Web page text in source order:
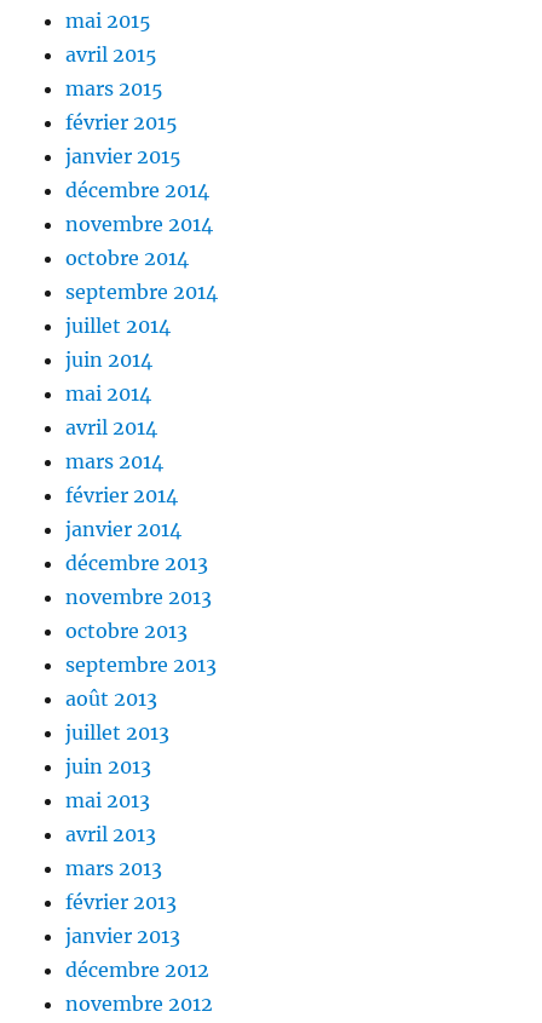
mai 2015
avril 2015
mars 2015
février 2015
janvier 2015
décembre 2014
novembre 2014
octobre 2014
septembre 2014
juillet 2014
juin 2014
mai 2014
avril 2014
mars 2014
février 2014
janvier 2014
décembre 2013
novembre 2013
octobre 2013
septembre 2013
août 2013
juillet 2013
juin 2013
mai 2013
avril 2013
mars 2013
février 2013
janvier 2013
décembre 2012
novembre 2012